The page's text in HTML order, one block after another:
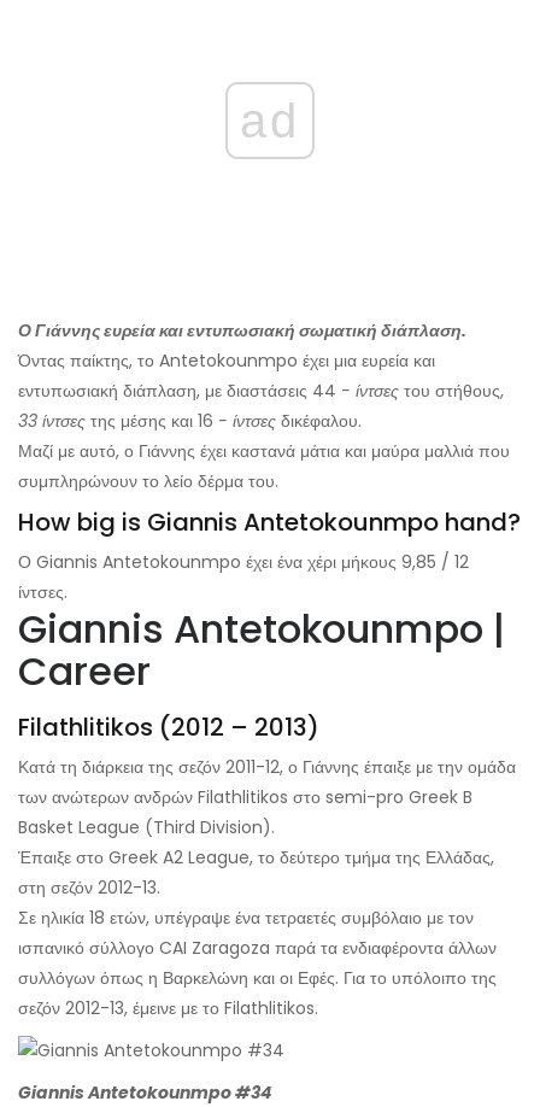
ad
Ο Γιάννης ευρεία και εντυπωσιακή σωματική διάπλαση.
Όντας παίκτης, το Antetokounmpo έχει μια ευρεία και
εντυπωσιακή διάπλαση, με διαστάσεις 44 - ίντσες του στήθους,
33 ίντσες της μέσης και 16 - ίντσες δικέφαλου.
Μαζί με αυτό, ο Γιάννης έχει καστανά μάτια και μαύρα μαλλιά που
συμπληρώνουν το λείο δέρμα του.
How big is Giannis Antetokounmpo hand?
Ο Giannis Antetokounmpo έχει ένα χέρι μήκους 9,85 / 12
ίντσες.
Giannis Antetokounmpo |
Career
Filathlitikos (2012 – 2013)
Κατά τη διάρκεια της σεζόν 2011-12, ο Γιάννης έπαιξε με την ομάδα
των ανώτερων ανδρών Filathlitikos στο semi-pro Greek B
Basket League (Third Division).
Έπαιξε στο Greek A2 League, το δεύτερο τμήμα της Ελλάδας,
στη σεζόν 2012-13.
Σε ηλικία 18 ετών, υπέγραψε ένα τετραετές συμβόλαιο με τον
ισπανικό σύλλογο CAI Zaragoza παρά τα ενδιαφέροντα άλλων
συλλόγων όπως η Βαρκελώνη και οι Εφές. Για το υπόλοιπο της
σεζόν 2012-13, έμεινε με το Filathlitikos.
Giannis Antetokounmpo #34